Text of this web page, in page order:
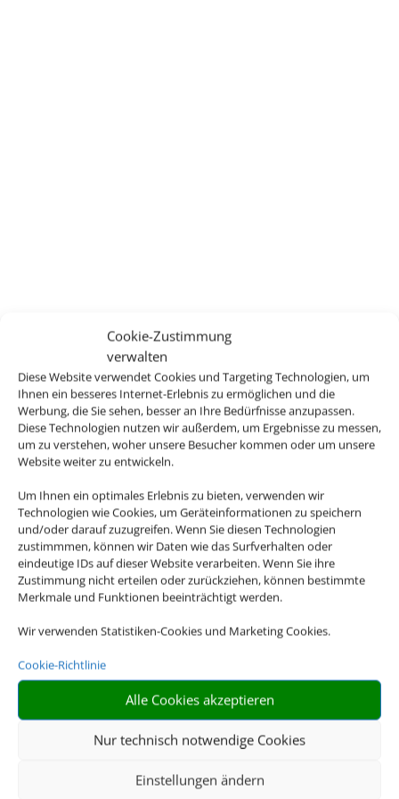
Cookie-Zustimmung
verwalten
Diese Website verwendet Cookies und Targeting Technologien, um
Ihnen ein besseres Internet-Erlebnis zu ermöglichen und die
Werbung, die Sie sehen, besser an Ihre Bedürfnisse anzupassen.
Diese Technologien nutzen wir außerdem, um Ergebnisse zu messen,
um zu verstehen, woher unsere Besucher kommen oder um unsere
Website weiter zu entwickeln.
Um Ihnen ein optimales Erlebnis zu bieten, verwenden wir
Technologien wie Cookies, um Geräteinformationen zu speichern
und/oder darauf zuzugreifen. Wenn Sie diesen Technologien
zustimmmen, können wir Daten wie das Surfverhalten oder
eindeutige IDs auf dieser Website verarbeiten. Wenn Sie ihre
Zustimmung nicht erteilen oder zurückziehen, können bestimmte
Merkmale und Funktionen beeinträchtigt werden.
Wir verwenden Statistiken-Cookies und Marketing Cookies.
Cookie-Richtlinie
Alle Cookies akzeptieren
Nur technisch notwendige Cookies
Einstellungen ändern
Rossplan
Reisebüro
Buchen Sie Ihre nächste Reise.
JETZT NACH MEINER
NÄCHSTEN REISE